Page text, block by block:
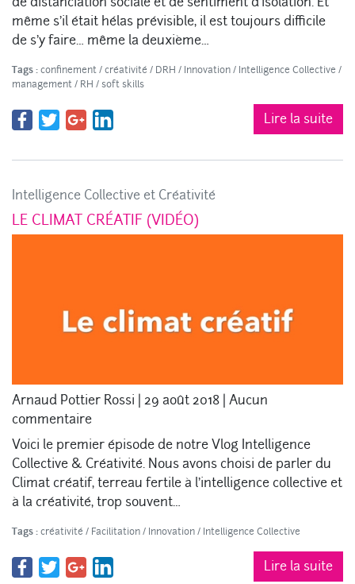
même s’il était hélas prévisible, il est toujours difficile
de s’y faire… même la deuxième…
Tags : confinement/créativité / DRH / Innovation/ Intelligence Collective /
management/ RH /soft skills
Lire la suite
Intelligence Collective et Créativité
LE CLIMAT CRÉATIF (VIDÉO)
Arnaud Pottier Rossi 29 août 2018 Aucun
commentaire
Voici le premier épisode de notre Vlog Intelligence
Collective & Créativité. Nous avons choisi de parler du
Climat créatif, terreau fertile à l’intelligence collective et
à la créativité, trop souvent…
Tags : créativité / Facilitation/ Innovation/ Intelligence Collective
Lire la suite